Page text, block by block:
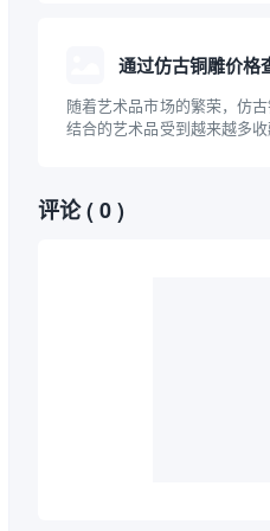
如何有效利用...
通过仿古铜雕价格
随着艺术品市场的繁荣，仿
结合的艺术品受到越来越多收
过互联网进行仿古铜雕价格
价格查询域...
评论( 0 )